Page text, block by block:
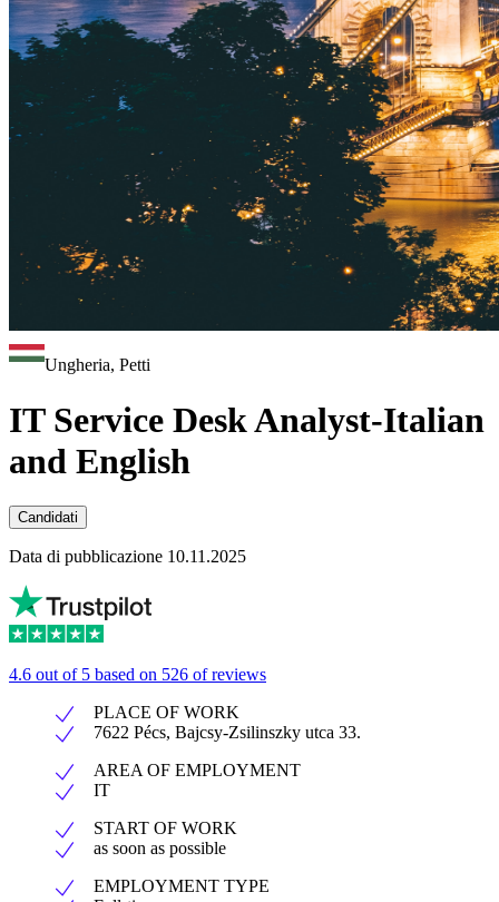
Ungheria, Petti
IT Service Desk Analyst-Italian
and English
Candidati
Data di pubblicazione 10.11.2025
4.6 out of 5 based on 526 of reviews
PLACE OF WORK
7622 Pécs, Bajcsy-Zsilinszky utca 33.
AREA OF EMPLOYMENT
IT
START OF WORK
as soon as possible
EMPLOYMENT TYPE